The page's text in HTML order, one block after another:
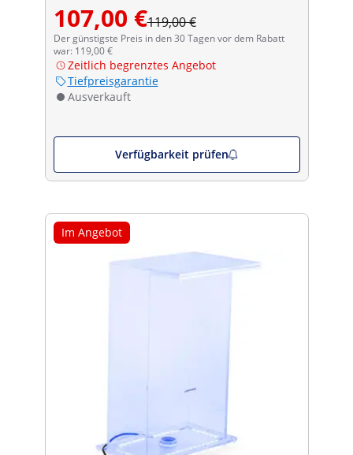
107,00 €119,00 €
Der günstigste Preis in den 30 Tagen vor dem Rabatt
war: 119,00 €
Zeitlich begrenztes Angebot
Tiefpreisgarantie
Ausverkauft
Verfügbarkeit prüfen
Im Angebot